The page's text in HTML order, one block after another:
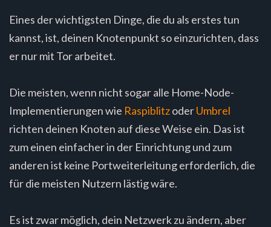
Eines der wichtigsten Dinge, die du als erstes tun
kannst, ist, deinen Knotenpunkt so einzurichten, dass
er nur mit Tor arbeitet.
Die meisten, wenn nicht sogar alle Home-Node-
Implementierungen wie RaspiblitzoderUmbrel
richten deinen Knoten auf diese Weise ein. Das ist
zum einen einfacher in der Einrichtung und zum
anderen ist keine Portweiterleitung erforderlich, die
für die meisten Nutzern lästig wäre.
Es ist zwar möglich, dein Netzwerk zu ändern, aber